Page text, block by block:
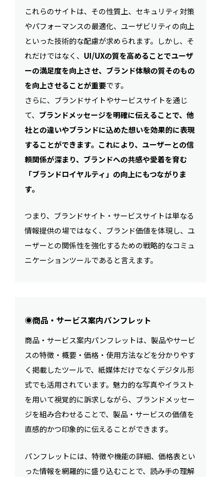
これらのサイトは、その性質上、セキュリティ対策
やパフォーマンスの最適化、ユーザビリティの向上
といった技術的な配慮が求められます。しかし、そ
れだけではなく、 UI/UXの質を高めることでユーザ
ーの満足度を向上させ、ブランド体験の質そのもの
を向上させることが重要です。
さらに、ブランドサイトやサービスサイトを通じ
て、 ブランドメッセージを明確に伝えることで、他
社との違いやブランドに込めた想いを効果的に表現
することができます。これにより、ユーザーとの信
頼関係が深まり、ブランドへの共感や愛着を育む
「ブランドロイヤルティ」の向上にもつながりま
す。
つまり、ブランドサイト・サービスサイトは単なる
情報提供の場ではなく、ブランド価値を体現し、ユ
ーザーとの関係性を強化するための戦略的なコミュ
ニケーションツールであると言えます。
◉商品・サービス案内パンフレット
商品・サービス案内パンフレットは、製品やサービ
スの特徴・概要・価格・使用方法などを分かりやす
く掲載したツールで、紙媒体だけでなくデジタル形
式でも活用されています。魅力的な写真やイラスト
を用いて視覚的に訴求しながら、ブランドメッセー
ジを組み合わせることで、製品・サービスの価値を
直感的かつ印象的に伝えることができます。
パンフレットには、特徴や機能の詳細、価格表とい
った情報を網羅的に盛り込むことで、読み手の理解